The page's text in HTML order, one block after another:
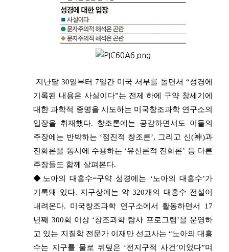
지난달 30일부터 7일간 미국 서부를 돌면서 “성경에
기록된 내용은 사실이다”는 전제 하에 구약 창세기에
대한 과학적 증명을 시도하는 미국창조과학 연구소의
입장을 취재했다. 창조론에는 공감하면서도 이들의
주장에는 반박하는 ‘점진적 창조론’, 그리고 신(神)과
진화론을 동시에 수용하는 ‘유신론적 진화론’ 등 다른
주장들도 함께 살펴본다.
◆노아의 대홍수=구약 성경에는 ‘노아의 대홍수’가
기록돼 있다. 지구상에는 약 320개의 대홍수 전설이
내려온다. 미국창조과학 연구소에서 활동하면서 17
년째 300회 이상 ‘창조과학 탐사 프로그램’을 운영하
고 있는 지질학 전문가 이재만 선교사는 “노아의 대홍
수는 지구를 물로 뒤덮은 ‘전지구적 사건’이었다”며